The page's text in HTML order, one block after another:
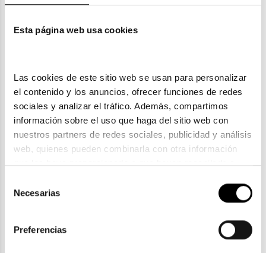
Esta página web usa cookies
Las cookies de este sitio web se usan para personalizar
el contenido y los anuncios, ofrecer funciones de redes
sociales y analizar el tráfico. Además, compartimos
información sobre el uso que haga del sitio web con
nuestros partners de redes sociales, publicidad y análisis
web, quienes pueden combinarla con otra información
que les haya proporcionado o que hayan recopilado a
la política de privacidad en el siguiente
. Consulta
Necesarias
Preferencias
OAKLEY GASCAN OO 9014